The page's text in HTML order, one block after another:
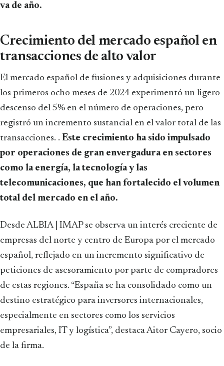
va de año.
Crecimiento del mercado español en
transacciones de alto valor
El mercado español de fusiones y adquisiciones durante
los primeros ocho meses de 2024 experimentó un ligero
descenso del 5% en el número de operaciones, pero
registró un incremento sustancial en el valor total de las
transacciones. . Este crecimiento ha sido impulsado
por operaciones de gran envergadura en sectores
como la energía, la tecnología y las
telecomunicaciones, que han fortalecido el volumen
total del mercado en el año.
Desde ALBIA | IMAP se observa un interés creciente de
empresas del norte y centro de Europa por el mercado
español, reflejado en un incremento significativo de
peticiones de asesoramiento por parte de compradores
de estas regiones. “España se ha consolidado como un
destino estratégico para inversores internacionales,
especialmente en sectores como los servicios
empresariales, IT y logística”, destaca Aitor Cayero, socio
de la firma.